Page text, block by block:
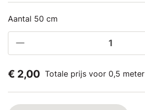
Aantal 50 cm
€ 2,00 Totale prijs voor 0,5 meter